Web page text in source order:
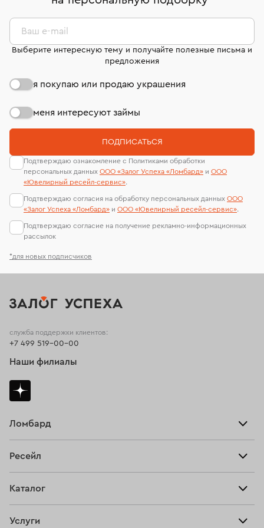
дней на возврат. Детальные условия возврата
комиссионных украшений и часов смотрите на
странице«Возврат украшений»
сертификаты МГУ и других геммологических
лабораторий
*для новых подписчиков
Ваш e-mail
Выберите интересную тему и получайте полезные письма и
предложения
я покупаю или продаю украшения
меня интересуют займы
ПОДПИСАТЬСЯ
Подтверждаю ознакомление с Политиками обработки
персональных данных ООО «Залог Успеха «Ломбард» и ООО
«Ювелирный ресейл-сервиc».
Подтверждаю согласия на обработку персональных данных ООО
«Залог Успеха «Ломбард» и ООО «Ювелирный ресейл-сервиc».
Подтверждаю согласие на получение рекламно-информационных
рассылок
Ломбард
Тарифы
Ресейл
Купить
Каталог
Услуги
служба поддержки клиентов:
+7 499 519-00-00
Наши филиалы